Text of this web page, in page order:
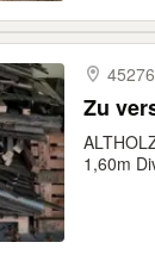
Zu
1,60m